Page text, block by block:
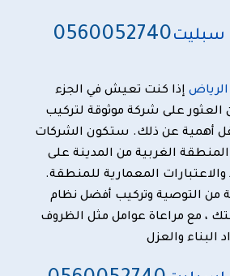
0560052740سبليت
إذا كنت تعيش في الجزء
العثور على شركة موثوقة لتركيب
أهمية عن ذلك. ستكون الشركات
الغربية من المدينة على
والاعتبارات المعمارية للمنطقة.
من التوصية وتركيب أفضل نظام
، مع مراعاة عوامل مثل الظروف